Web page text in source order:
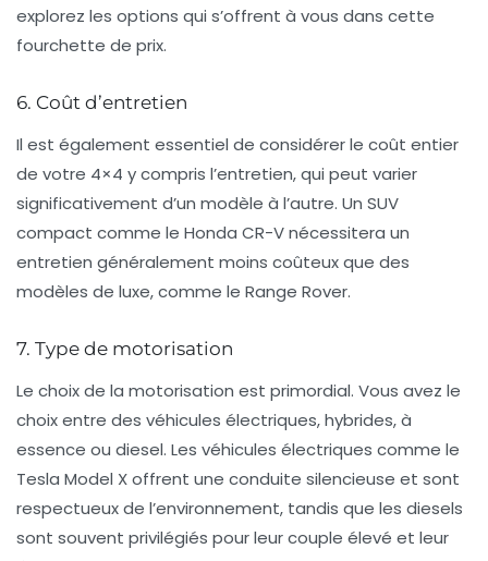
explorez les options qui s’offrent à vous dans cette
fourchette de prix.
6. Coût d’entretien
Il est également essentiel de considérer le coût entier
de votre 4×4 y compris l’entretien, qui peut varier
significativement d’un modèle à l’autre. Un SUV
compact comme le Honda CR-Vnécessitera un
entretien généralement moins coûteux que des
modèles de luxe, comme le Range Rover.
7. Type de motorisation
Le choix de la motorisation est primordial. Vous avez le
choix entre des véhicules électriques,hybrides, à
essence ou diesel. Les véhicules électriques comme le
Tesla Model Xoffrent une conduite silencieuse et sont
respectueux de l’environnement, tandis que les diesels
sont souvent privilégiés pour leur couple élevé et leur